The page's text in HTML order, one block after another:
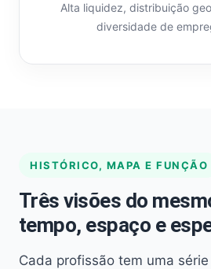
Alta liquidez, distribuição
diversidade de
HISTÓRICO, MAPA E FUNÇÃO
Três visões do
tempo, espaço e
Cada profissão tem uma